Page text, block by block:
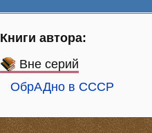
Книги автора:
Вне серий
ОбрАДно в СССР